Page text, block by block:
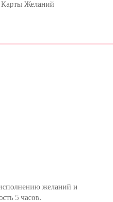
Карты Желаний
желаний и
5 часов.